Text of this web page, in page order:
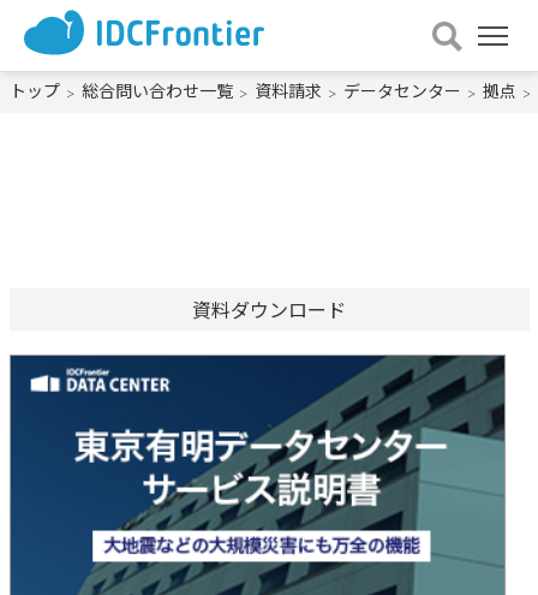
メ
ニュー
トップ 総合問い合わせ一覧 資料請求 データセンター 拠点
資料ダウンロード